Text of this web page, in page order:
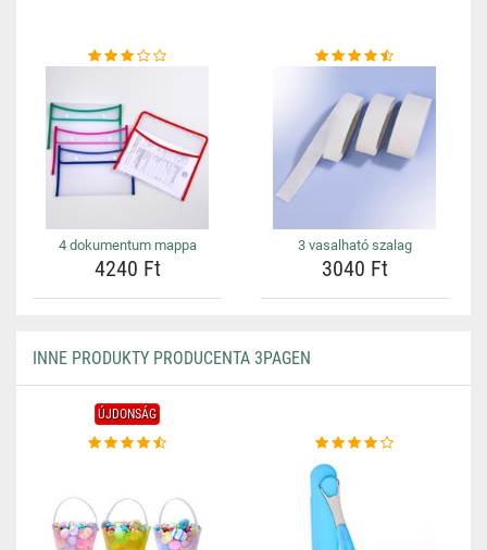
4 dokumentum mappa
4240 Ft
3 vasalható szalag
3040 Ft
INNE PRODUKTY PRODUCENTA 3PAGEN
ÚJDONSÁG